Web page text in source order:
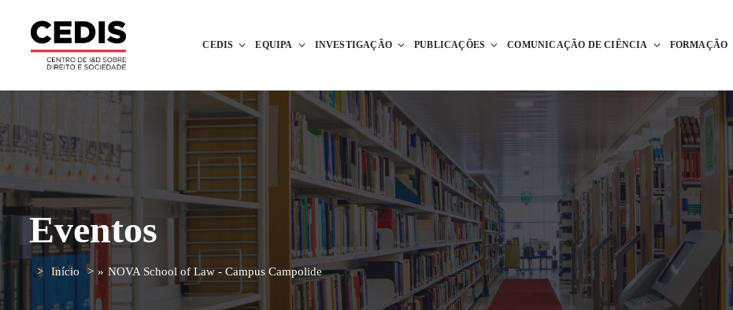
CEDIS EQUIPA INVESTIGAÇÃO PUBLICAÇÕES COMUNICAÇÃO DE CIÊNCIA FORMAÇÃO
Eventos
Início » NOVA School of Law - Campus Campolide